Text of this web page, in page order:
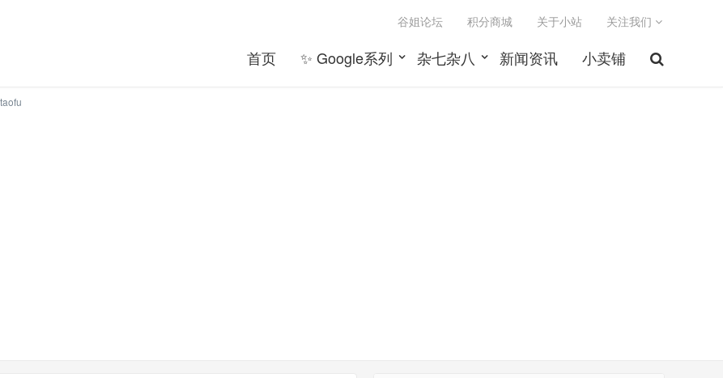
首页 ✨ Google系列 杂七杂八 新闻资讯 小卖铺
谷姐论坛 积分商城 关于小站 关注我们